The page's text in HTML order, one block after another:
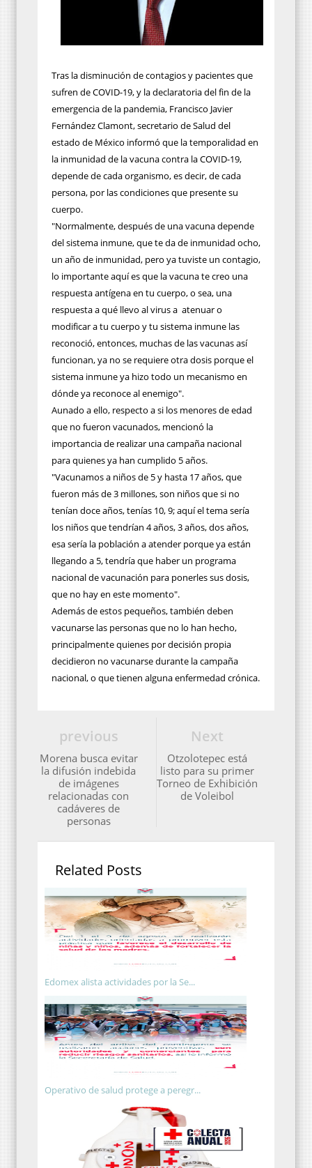
Tras la disminución de contagios y pacientes que
sufren de COVID-19, y la declaratoria del fin de la
emergencia de la pandemia, Francisco Javier
Fernández Clamont, secretario de Salud del
estado de México informó que la temporalidad en
la inmunidad de la vacuna contra la COVID-19,
depende de cada organismo, es decir, de cada
persona, por las condiciones que presente su
cuerpo.
"Normalmente, después de una vacuna depende
del sistema inmune, que te da de inmunidad ocho,
un año de inmunidad, pero ya tuviste un contagio,
lo importante aquí es que la vacuna te creo una
respuesta antígena en tu cuerpo, o sea, una
respuesta a qué llevo al virus a atenuar o
modificar a tu cuerpo y tu sistema inmune las
reconoció, entonces, muchas de las vacunas así
funcionan, ya no se requiere otra dosis porque el
sistema inmune ya hizo todo un mecanismo en
dónde ya reconoce al enemigo".
Aunado a ello, respecto a si los menores de edad
que no fueron vacunados, mencionó la
importancia de realizar una campaña nacional
para quienes ya han cumplido 5 años.
"Vacunamos a niños de 5 y hasta 17 años, que
fueron más de 3 millones, son niños que si no
tenían doce años, tenías 10, 9; aquí el tema sería
los niños que tendrían 4 años, 3 años, dos años,
esa sería la población a atender porque ya están
llegando a 5, tendría que haber un programa
nacional de vacunación para ponerles sus dosis,
que no hay en este momento".
Además de estos pequeños, también deben
vacunarse las personas que no lo han hecho,
principalmente quienes por decisión propia
decidieron no vacunarse durante la campaña
nacional, o que tienen alguna enfermedad crónica.
Next
Otzolotepec está
listo para su primer
Torneo de Exhibición
de Voleibol
previous
Morena busca evitar
la difusión indebida
de imágenes
relacionadas con
cadáveres de
personas
Related Posts
Edomex alista actividades por la Se...
Operativo de salud protege a peregr...